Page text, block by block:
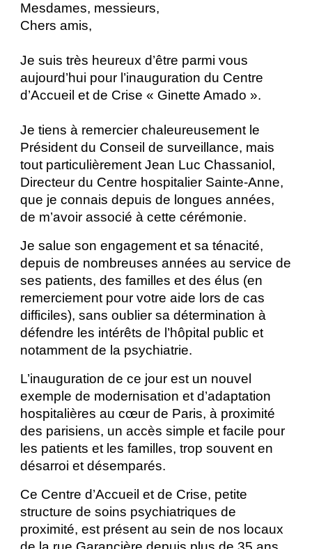
Mesdames, messieurs,
Chers amis,
Je suis très heureux d’être parmi vous
aujourd’hui pour l’inauguration du Centre
d’Accueil et de Crise « Ginette Amado ».
Je tiens à remercier chaleureusement le
Président du Conseil de surveillance, mais
tout particulièrement Jean Luc Chassaniol,
Directeur du Centre hospitalier Sainte-Anne,
que je connais depuis de longues années,
de m’avoir associé à cette cérémonie.
Je salue son engagement et sa ténacité,
depuis de nombreuses années au service de
ses patients, des familles et des élus (en
remerciement pour votre aide lors de cas
difficiles), sans oublier sa détermination à
défendre les intérêts de l’hôpital public et
notamment de la psychiatrie.
L’inauguration de ce jour est un nouvel
exemple de modernisation et d’adaptation
hospitalières au cœur de Paris, à proximité
des parisiens, un accès simple et facile pour
les patients et les familles, trop souvent en
désarroi et désemparés.
Ce Centre d’Accueil et de Crise, petite
structure de soins psychiatriques de
proximité, est présent au sein de nos locaux